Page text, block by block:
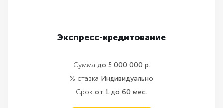
Экспресс-кредитование
Сумма до 5 000 000 р.
% ставка Индивидуально
Срок от 1 до 60 мес.